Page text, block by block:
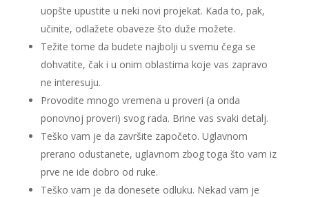
uopšte upustite u neki novi projekat. Kada to, pak,
učinite, odlažete obaveze što duže možete.
Težite tome da budete najbolji u svemu čega se
dohvatite, čak i u onim oblastima koje vas zapravo
ne interesuju.
Provodite mnogo vremena u proveri (a onda
ponovnoj proveri) svog rada. Brine vas svaki detalj.
Teško vam je da završite započeto. Uglavnom
prerano odustanete, uglavnom zbog toga što vam iz
prve ne ide dobro od ruke.
Teško vam je da donesete odluku. Nekad vam je